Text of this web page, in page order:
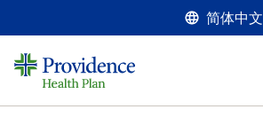
简体中文